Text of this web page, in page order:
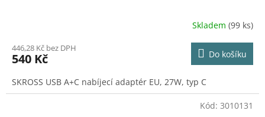
Skladem (99 ks)
446,28 Kč bez DPH
540 Kč Do košíku
SKROSS USB A+C nabíjecí adaptér EU, 27W, typ C
Kód: 3010131